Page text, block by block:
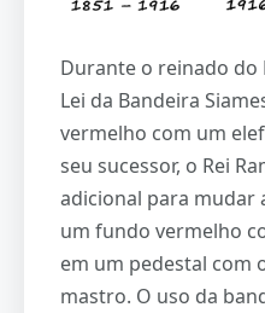
Durante o reinado do
Lei da Bandeira
vermelho com um
seu sucessor, o Rei
adicional para mudar
um fundo vermelho
em um pedestal com
mastro. O uso da